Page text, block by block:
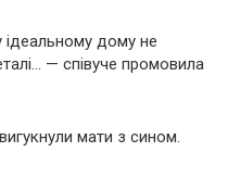
дому не
— співуче промовила
мати з сином.